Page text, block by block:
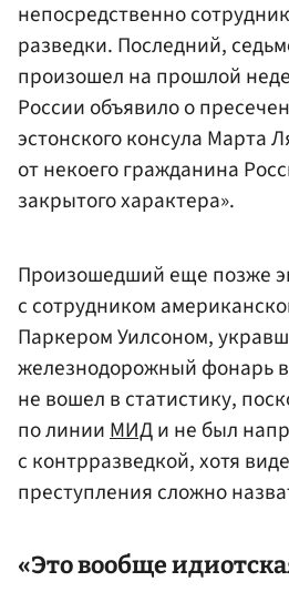
непосредственно
разведки. Последний,
произошел на прошлой
России объявило о
эстонского консула Марта
от некоего гражданина
закрытого характера».
Произошедший еще позже
с сотрудником
Паркером Уилсоном,
железнодорожный фонарь
не вошел в статистику,
по линииМИДи не был
с контрразведкой, хотя
преступления сложно
«Это вообще